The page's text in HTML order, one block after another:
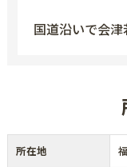
国道沿いで会
所在地